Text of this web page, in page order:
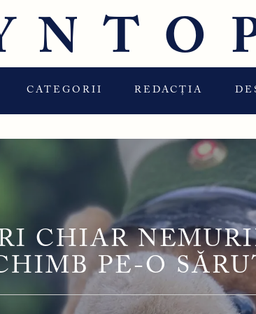
CATEGORII REDACȚIA
CHIAR
PE-O